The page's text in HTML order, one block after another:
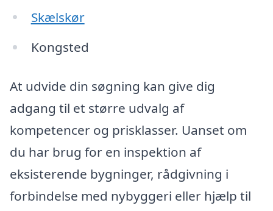
Skælskør
Kongsted
At udvide din søgning kan give dig
adgang til et større udvalg af
kompetencer og prisklasser. Uanset om
du har brug for en inspektion af
eksisterende bygninger, rådgivning i
forbindelse med nybyggeri eller hjælp til